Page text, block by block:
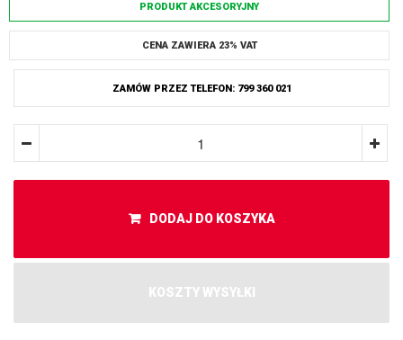
PRODUKT AKCESORYJNY
CENA ZAWIERA 23% VAT
ZAMÓW PRZEZ TELEFON: 799 360 021
DODAJ DO KOSZYKA
KOSZTY WYSYŁKI